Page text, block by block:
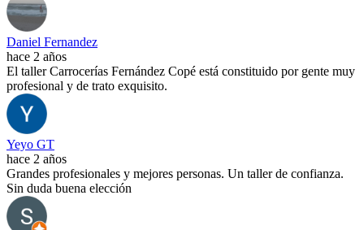
Daniel Fernandez
hace 2 años
El taller Carrocerías Fernández Copé está constituido por gente muy
profesional y de trato exquisito.
Yeyo GT
hace 2 años
Grandes profesionales y mejores personas. Un taller de confianza.
Sin duda buena elección